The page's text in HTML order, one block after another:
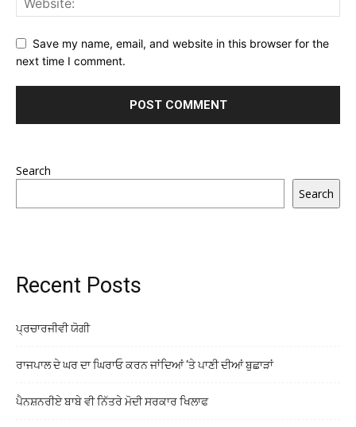
Save my name, email, and website in this browser for the
next time I comment.
Search
Search
Recent Posts
ਪ੍ਰਚਾਰਜੀਵੀ ਯੋਗੀ
ਰਾਜਪਾਲ ਦੇ ਘਰ ਦਾ ਘਿਰਾਓ ਕਰਨ ਜਾਂਦਿਆਂ ‘ਤੇ ਪਾਣੀ ਦੀਆਂ ਬੁਛਾੜਾਂ
ਪੈਨਸ਼ਨਰੀਏ ਬਾਬੇ ਵੀ ਨਿੱਤਰੇ ਮੋਦੀ ਸਰਕਾਰ ਖਿਲਾਫ